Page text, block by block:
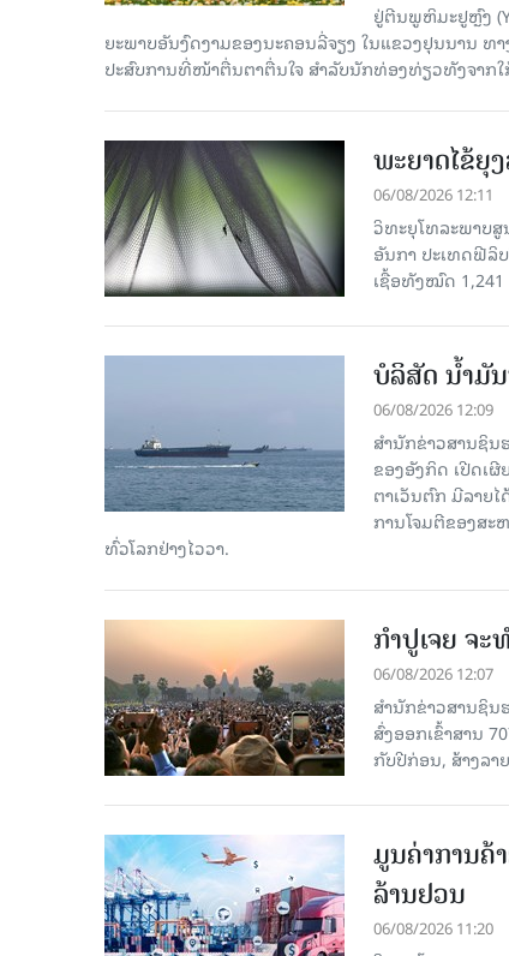
ຢູ່ຕີນພູຫິມະຢູຫຼົງ
ຍະພາບອັນງົດງາມຂອງນະຄອນລີ່ຈຽງ ໃນແຂວງຢຸນນານ
ປະສົບການທີ່ໜ້າຕື່ນຕາຕື່ນໃຈ ສຳລັບນັກທ່ອງທ່ຽວທັງຈາກໃ
ພະຍາດໄຂ້ຍຸ
06/08/2026 12:11
ວິທະຍຸໂທລະພາບສູ
ອັນກາ ປະເທດຟີລິ
ເຊື້ອ​ທັງ​ໝົດ
ບໍລິສັດ ນ້ຳມັ
06/08/2026 12:09
ສຳນັກຂ່າວສານຊິນ
ຂອງອັງກິດ ເປີດເ
ຕາເວັນຕົກ ມີລາຍ
ການໂຈມຕີຂອງສະ
ທົ່ວໂລກຢ່າງໄວວາ.
ກຳປູເຈຍ ຈ
06/08/2026 12:07
ສຳນັກຂ່າວສານຊິນ
ສົ່ງອອກເຂົ້າສານ
ກັບປີກ່ອນ, ສ້າງລາ
ມູນຄ່າການຄ້
ລ້ານຢວນ
06/08/2026 11:20